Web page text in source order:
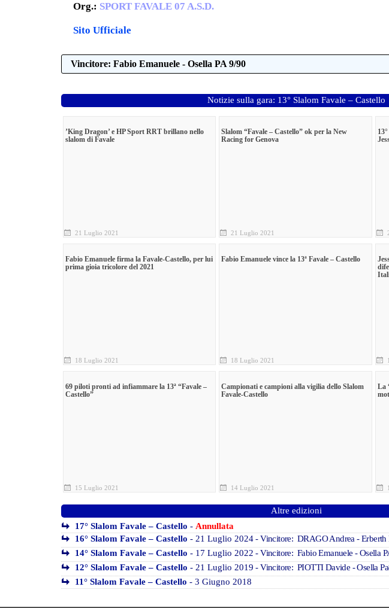
Org.: SPORT FAVALE 07 A.S.D.
Sito Ufficiale
Vincitore: Fabio Emanuele - Osella PA 9/90
Notizie sulla gara: 13° Slalom Favale – Castello
’King Dragon’ e HP Sport RRT brillano nello
slalom di Favale
21 Luglio 2021
Slalom “Favale – Castello” ok per la New
Racing for Genova
21 Luglio 2021
Fabio Emanuele firma la Favale-Castello, per lui
prima gioia tricolore del 2021
18 Luglio 2021
Fabio Emanuele vince la 13ª Favale – Castello
18 Luglio 2021
69 piloti pronti ad infiammare la 13ª “Favale –
Castello”
15 Luglio 2021
Campionati e campioni alla vigilia dello Slalom
Favale-Castello
14 Luglio 2021
La
Altre edizioni
17° Slalom Favale – Castello - Annullata
16° Slalom Favale – Castello - 21 Luglio 2024- Vincitore: DRAGO Andrea - Erberth
14° Slalom Favale – Castello - 17 Luglio 2022 - Vincitore: Fabio Emanuele - Osella
12° Slalom Favale – Castello - 21 Luglio 2019 - Vincitore: PIOTTI Davide - Osella
11° Slalom Favale – Castello - 3 Giugno 2018